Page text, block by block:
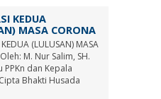
KEDUA
MASA CORONA
KEDUA (LULUSAN) MASA
M. Nur Salim, SH.
PPKn dan Kepala
Bhakti Husada